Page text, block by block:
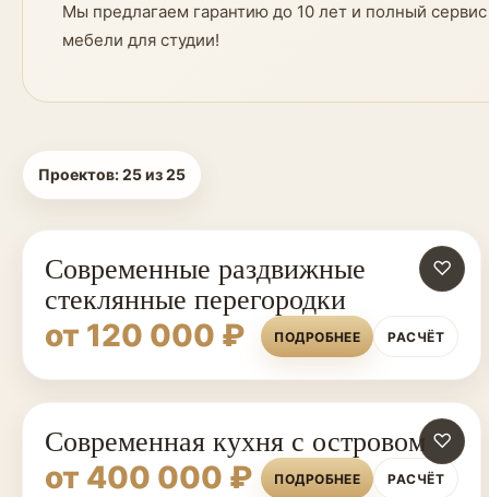
Мы предлагаем гарантию до 10 лет и полный
мебели для студии!
Проектов:25из25
♡
Современные раздвижные
стеклянные перегородки
от 120 000 ₽
ПОДРОБНЕЕ РАСЧЁТ
♡
Современная кухня с островом
от 400 000 ₽
ПОДРОБНЕЕ РАСЧЁТ